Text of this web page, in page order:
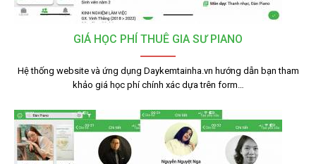
GIÁ HỌC PHÍ THUÊ GIA SƯ PIANO
Hệ thống website và ứng dụng Daykemtainha.vn hướng dẫn bạn tham
khảo giá học phí chính xác dựa trên form…